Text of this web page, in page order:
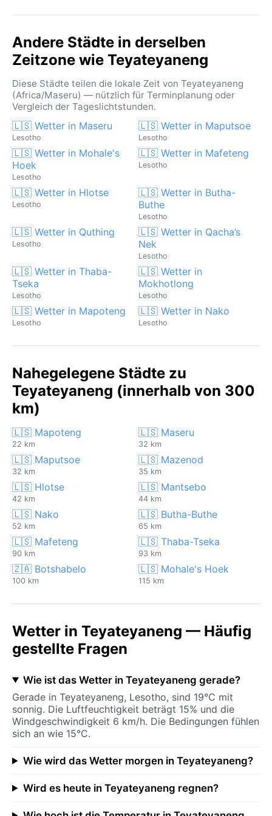
Note. Tropische Wirbelstürme oder Monsune gibt es
sein unbeständiges, aber insgesamt gemäßigtes
Wetter bekannt.
Andere Städte in derselben
Zeitzone wie Teyateyaneng
Diese Städte teilen die lokale Zeit von Teyateyaneng
(Africa/Maseru) — nützlich für Terminplanung oder
Vergleich der Tageslichtstunden.
🇱🇸 Wetter in Maseru
Lesotho
🇱🇸 Wetter in Maputsoe
Lesotho
🇱🇸 Wetter in Mohale's
Hoek
Lesotho
🇱🇸 Wetter in Mafeteng
Lesotho
🇱🇸 Wetter in Hlotse
Lesotho
🇱🇸 Wetter in Butha-
Buthe
Lesotho
🇱🇸 Wetter in Quthing
Lesotho
🇱🇸 Wetter in Qacha’s
Nek
Lesotho
🇱🇸 Wetter in Thaba-
Tseka
Lesotho
🇱🇸 Wetter in
Mokhotlong
Lesotho
🇱🇸 Wetter in Mapoteng
Lesotho
🇱🇸 Wetter in Nako
Lesotho
Nahegelegene Städte zu
Teyateyaneng (innerhalb von 300
km)
🇱🇸 Mapoteng
22 km
🇱🇸 Maseru
32 km
🇱🇸 Maputsoe
32 km
🇱🇸 Mazenod
35 km
🇱🇸 Hlotse
42 km
🇱🇸 Mantsebo
44 km
🇱🇸 Nako
52 km
🇱🇸 Butha-Buthe
65 km
🇱🇸 Mafeteng
90 km
🇱🇸 Thaba-Tseka
93 km
🇿🇦 Botshabelo
100 km
🇱🇸 Mohale's Hoek
115 km
Wetter in Teyateyaneng — Häufig
gestellte Fragen
Wie ist das Wetter in Teyateyaneng gerade?
Gerade in Teyateyaneng, Lesotho, sind 19°C mit
sonnig. Die Luftfeuchtigkeit beträgt 15% und die
Windgeschwindigkeit 6 km/h. Die Bedingungen fühlen
sich an wie 15°C.
Wie wird das Wetter morgen in Teyateyaneng?
Wird es heute in Teyateyaneng regnen?